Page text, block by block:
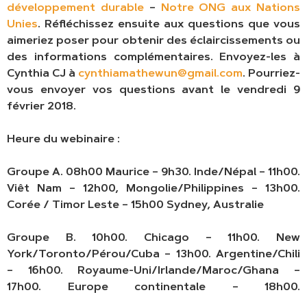
développement durable–
Notre ONG aux Nations
Unies. Réfléchissez ensuite aux questions que vous
aimeriez poser pour obtenir des éclaircissements ou
des informations complémentaires. Envoyez-les à
Cynthia CJ à cynthiamathewun@gmail.com. Pourriez-
vous envoyer vos questions avant le vendredi 9
février 2018.
Heure du webinaire :
Groupe A. 08h00 Maurice – 9h30. Inde/Népal – 11h00.
Viêt Nam – 12h00, Mongolie/Philippines – 13h00.
Corée / Timor Leste – 15h00 Sydney, Australie
Groupe B. 10h00. Chicago – 11h00. New
York/Toronto/Pérou/Cuba – 13h00. Argentine/Chili
– 16h00. Royaume-Uni/Irlande/Maroc/Ghana –
17h00. Europe continentale – 18h00.